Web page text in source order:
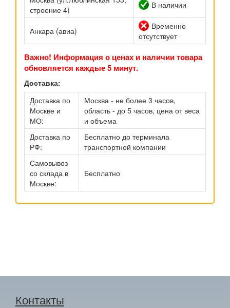
строение 4)
В наличии
Анкара (авиа)
Временно
отсутствует
Важно! Информация о ценах и наличии товара
обновляется каждые 5 минут.
Доставка:
Доставка по
Москве и
МО:
Москва - не более 3 часов,
область - до 5 часов, цена от веса
и объема
Доставка по
РФ:
Бесплатно до терминала
транспортной компании
Самовывоз
со склада в
Москве:
Бесплатно
Контакты